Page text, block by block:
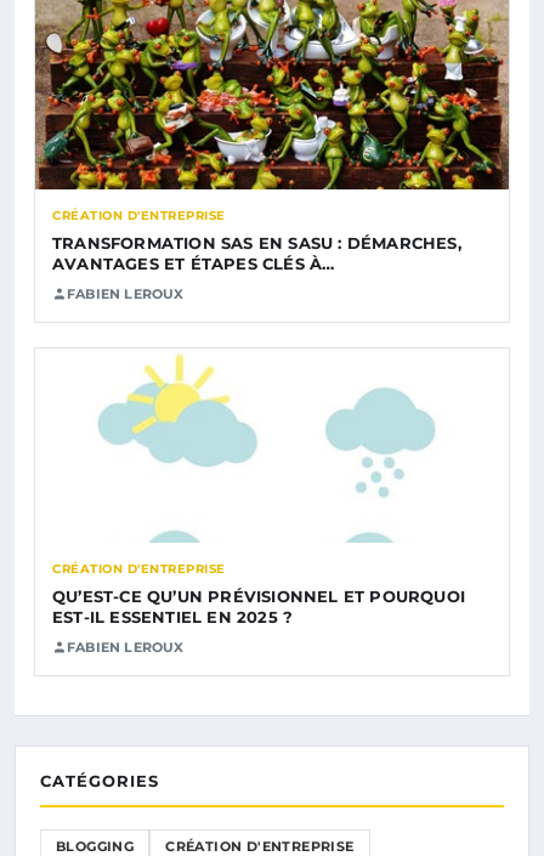
CRÉATION D'ENTREPRISE
TRANSFORMATION SAS EN SASU : DÉMARCHES,
AVANTAGES ET ÉTAPES CLÉS À…
FABIEN LEROUX
CRÉATION D'ENTREPRISE
QU’EST-CE QU’UN PRÉVISIONNEL ET POURQUOI
EST-IL ESSENTIEL EN 2025 ?
FABIEN LEROUX
CATÉGORIES
BLOGGING CRÉATION D'ENTREPRISE